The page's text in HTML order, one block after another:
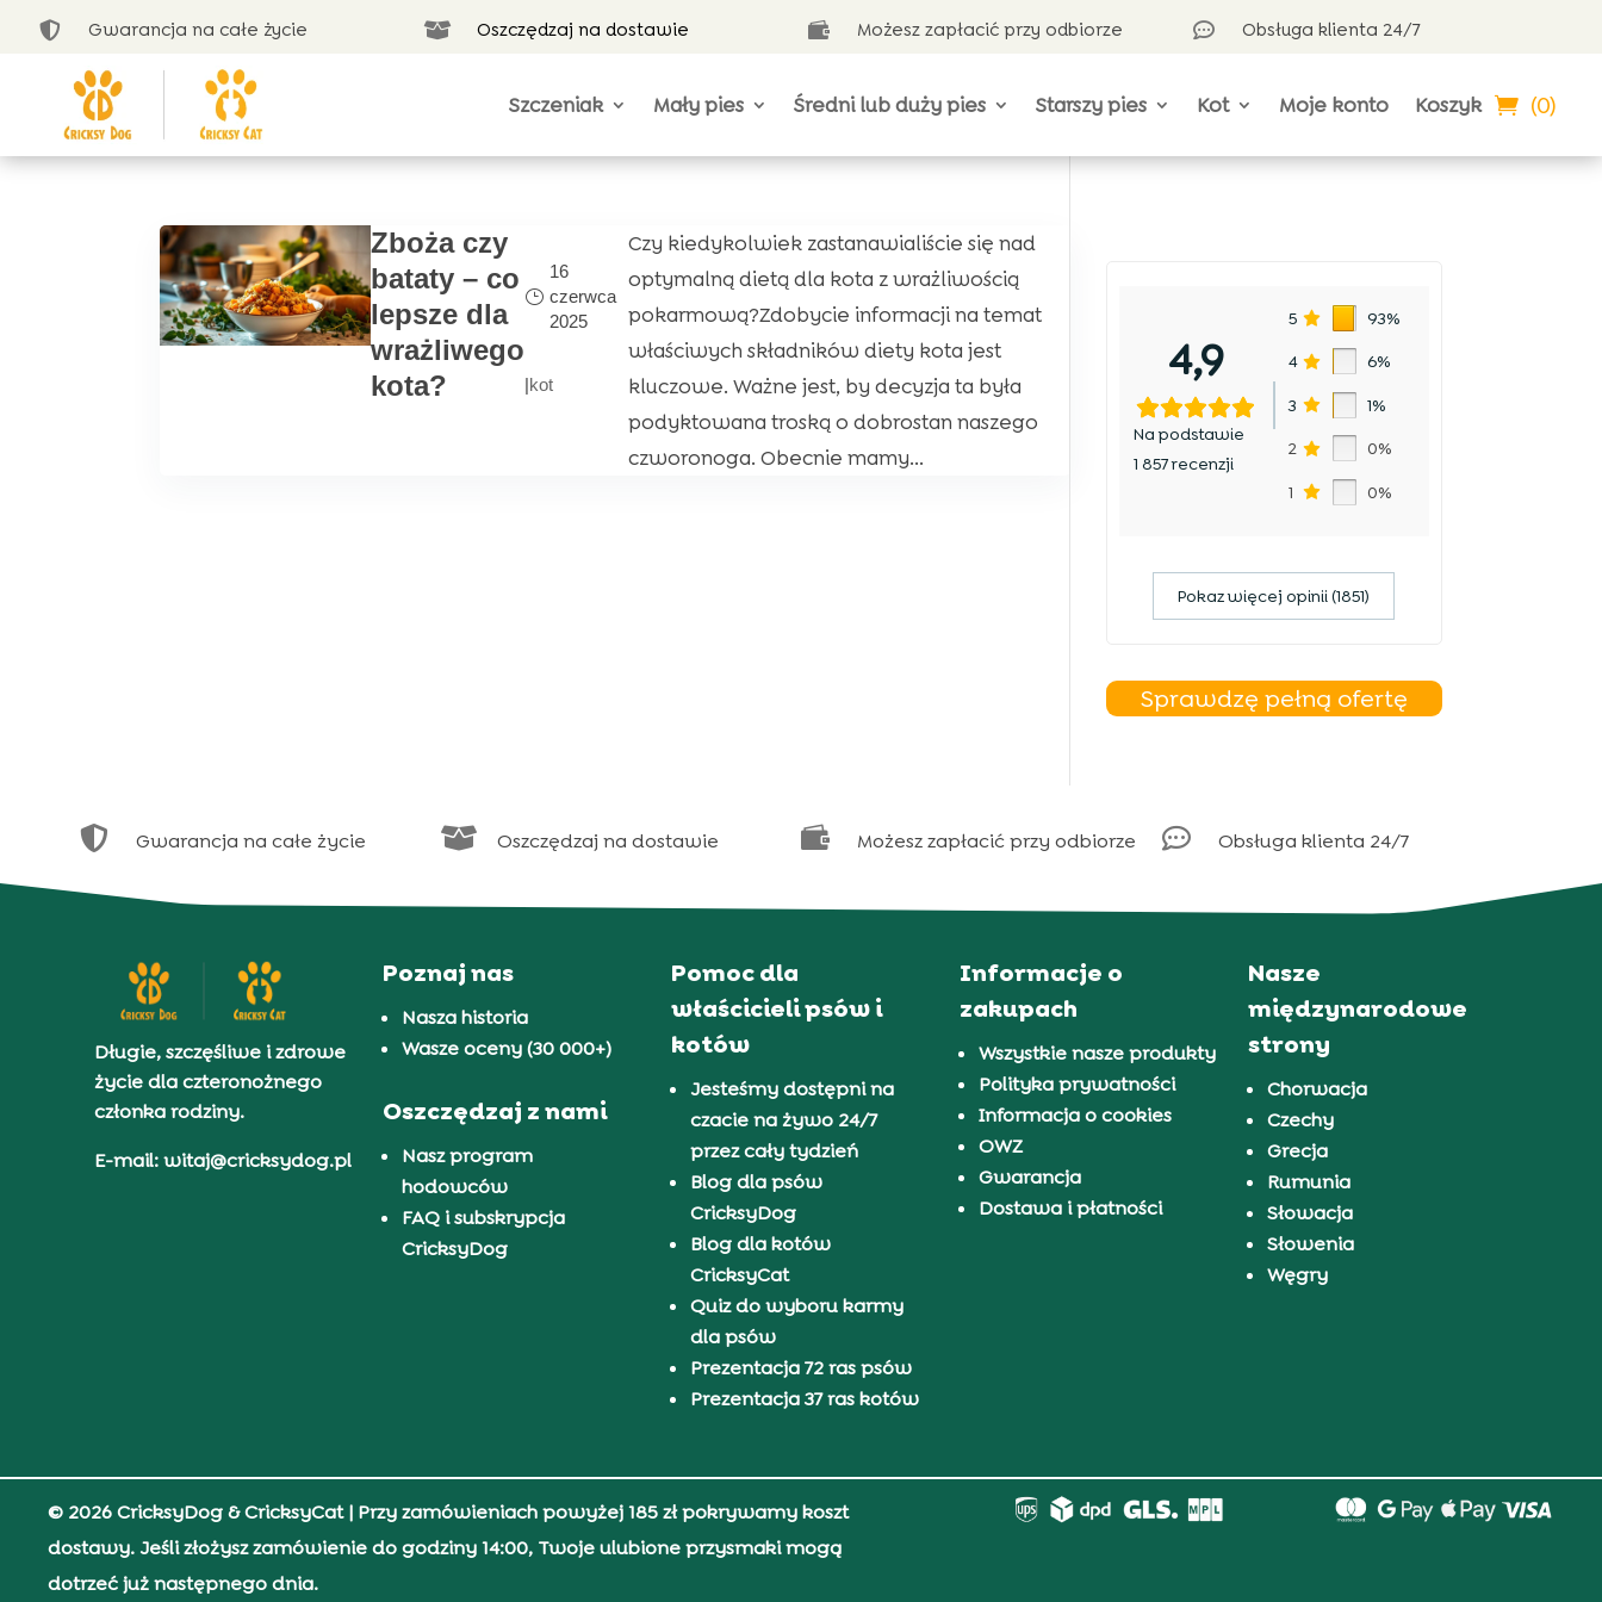
 Gwarancja na całe życie  Oszczędzaj na dostawie  Możesz zapłacić przy odbiorze  Obsługa klienta 24/7
Szczeniak Mały pies Średni lub duży pies Starszy pies Kot Moje konto Koszyk (0)
Zboża czy
bataty – co
lepsze dla
wrażliwego
kota?
16
czerwca
2025
|kot
Czy kiedykolwiek zastanawialiście się nad
optymalną dietą dla kota z wrażliwością
pokarmową?Zdobycie informacji na temat
właściwych składników diety kota jest
kluczowe. Ważne jest, by decyzja ta była
podyktowana troską o dobrostan naszego
czworonoga. Obecnie mamy...
4,9
Na podstawie
1 857 recenzji
5 93%
4 6%
3 1%
2 0%
1 0%
Pokaz więcej opinii (1851)
Sprawdzę pełną ofertę
 Gwarancja na całe życie  Oszczędzaj na dostawie  Możesz zapłacić przy odbiorze  Obsługa klienta 24/7
Długie, szczęśliwe i zdrowe
życie dla czteronożnego
członka rodziny.
E-mail: witaj@cricksydog.pl
Poznaj nas
Nasza historia
Wasze oceny (30 000+)
Oszczędzaj z nami
Nasz program
hodowców
FAQ i subskrypcja
CricksyDog
Pomoc dla
właścicieli psów i
kotów
Jesteśmy dostępni na
czacie na żywo 24/7
przez cały tydzień
Blog dla psów
CricksyDog
Blog dla kotów
CricksyCat
Quiz do wyboru karmy
dla psów
Prezentacja 72 ras psów
Prezentacja 37 ras kotów
Informacje o
zakupach
Wszystkie nasze produkty
Polityka prywatności
Informacja o cookies
OWZ
Gwarancja
Dostawa i płatności
Nasze
międzynarodowe
strony
Chorwacja
Czechy
Grecja
Rumunia
Słowacja
Słowenia
Węgry
© 2026 CricksyDog & CricksyCat| Przy zamówieniach powyżej 185 zł pokrywamy koszt
dostawy. Jeśli złożysz zamówienie do godziny 14:00, Twoje ulubione przysmaki mogą
dotrzeć już następnego dnia.